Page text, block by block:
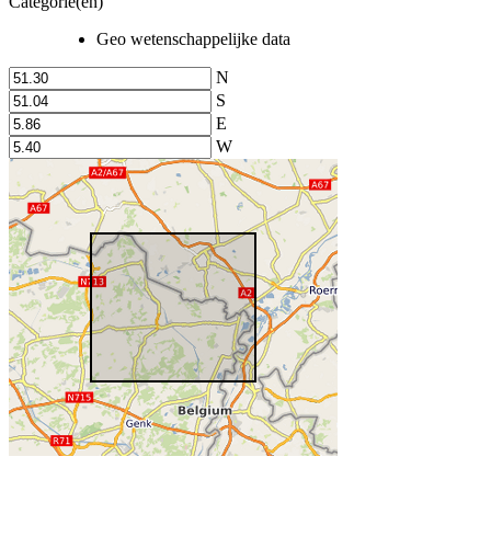
Geo wetenschappelijke data
N
S
E
W